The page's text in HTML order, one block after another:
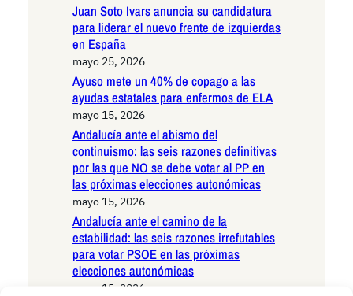
Juan Soto Ivars anuncia su candidatura
para liderar el nuevo frente de izquierdas
en España
mayo 25, 2026
Ayuso mete un 40% de copago a las
ayudas estatales para enfermos de ELA
mayo 15, 2026
Andalucía ante el abismo del
continuismo: las seis razones definitivas
por las que NO se debe votar al PP en
las próximas elecciones autonómicas
mayo 15, 2026
Andalucía ante el camino de la
estabilidad: las seis razones irrefutables
para votar PSOE en las próximas
elecciones autonómicas
mayo 15, 2026